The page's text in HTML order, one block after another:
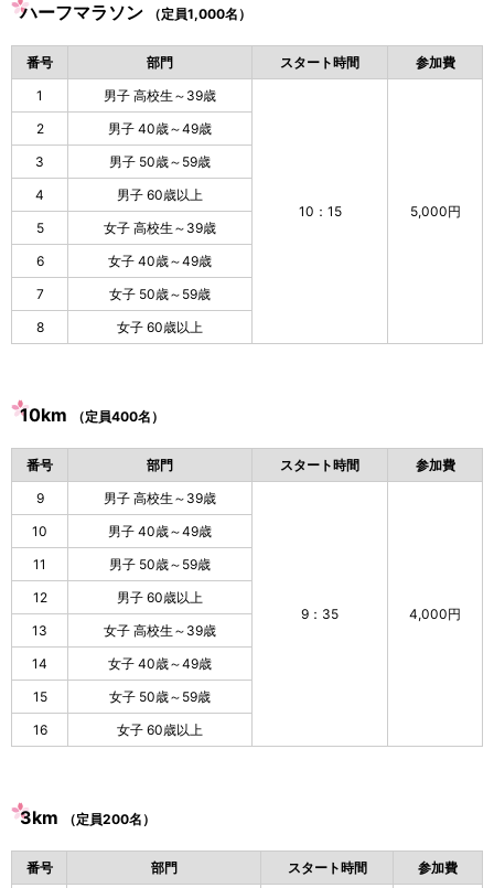
ハーフマラソン （定員1,000名）
番号 部門 スタート時間
参加費
1
男子 高校生～39歳
10：15 5,000円
2
男子 40歳～49歳
3
男子 50歳～59歳
4
男子 60歳以上
5
女子 高校生～39歳
6
女子 40歳～49歳
7
女子 50歳～59歳
8
女子 60歳以上
10km （定員400名）
番号 部門 スタート時間
参加費
9
男子 高校生～39歳
9：35 4,000円
10
男子 40歳～49歳
11
男子 50歳～59歳
12
男子 60歳以上
13
女子 高校生～39歳
14
女子 40歳～49歳
15
女子 50歳～59歳
16
女子 60歳以上
3km （定員200名）
番号 部門 スタート時間
参加費